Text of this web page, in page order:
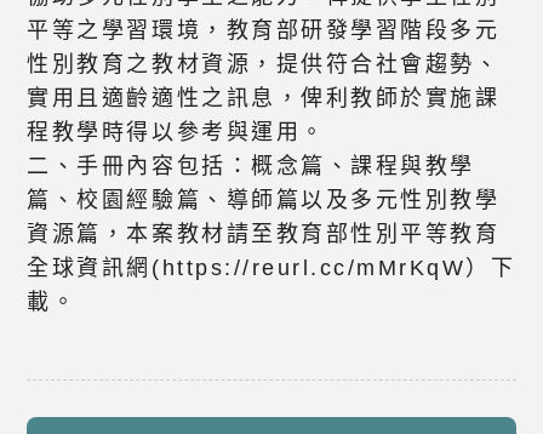
平等之學習環境，教育部研發學習階段多元
性別教育之教材資源，提供符合社會趨勢、
實用且適齡適性之訊息，俾利教師於實施課
程教學時得以參考與運用。
二、手冊內容包括：概念篇、課程與教學
篇、校園經驗篇、導師篇以及多元性別教學
資源篇，本案教材請至教育部性別平等教育
全球資訊網(https://reurl.cc/mMrKqW）下
載。